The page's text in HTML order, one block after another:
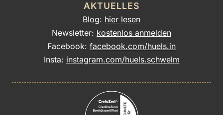
AKTUELLES
Blog: hier lesen
Newsletter: kostenlos anmelden
Facebook: facebook.com/huels.in
Insta: instagram.com/huels.schwelm